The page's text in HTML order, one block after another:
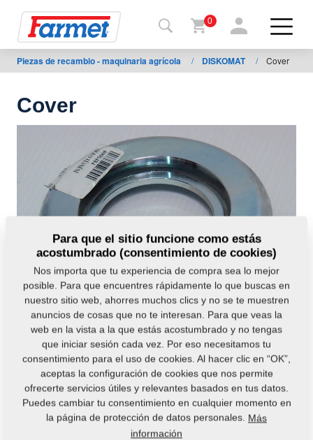
Volver
al
Farmet
Mis
máquinas
A
descargar
0
Piezas de recambio - maquinaria agrícola / DISKOMAT / Cover
Cover
SALE
Código del producto: 4006484
Para que el sitio funcione como estás
acostumbrado (consentimiento de cookies)
Nos importa que tu experiencia de compra sea lo mejor
posible. Para que encuentres rápidamente lo que buscas en
nuestro sitio web, ahorres muchos clics y no se te muestren
anuncios de cosas que no te interesan. Para que veas la
web en la vista a la que estás acostumbrado y no tengas
que iniciar sesión cada vez. Por eso necesitamos tu
consentimiento para el uso de cookies. Al hacer clic en “OK”,
aceptas la configuración de cookies que nos permite
ofrecerte servicios útiles y relevantes basados en tus datos.
Puedes cambiar tu consentimiento en cualquier momento en
la página de protección de datos personales. Más
información